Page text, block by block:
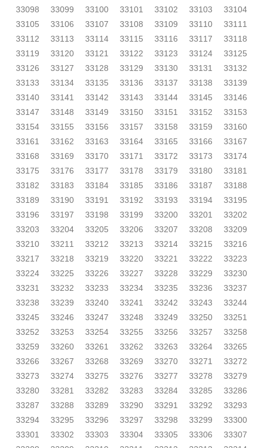
33098
33099 33100 33101 33102 33103
33104
33105
33106 33107 33108 33109 33110
33111
33112
33113 33114 33115 33116 33117
33118
33119
33120 33121 33122 33123 33124
33125
33126
33127 33128 33129 33130 33131
33132
33133
33134 33135 33136 33137 33138
33139
33140
33141 33142 33143 33144 33145
33146
33147
33148 33149 33150 33151 33152
33153
33154
33155 33156 33157 33158 33159
33160
33161
33162 33163 33164 33165 33166
33167
33168
33169 33170 33171 33172 33173
33174
33175
33176 33177 33178 33179 33180
33181
33182
33183 33184 33185 33186 33187
33188
33189
33190 33191 33192 33193 33194
33195
33196
33197 33198 33199 33200 33201
33202
33203
33204 33205 33206 33207 33208
33209
33210
33211 33212 33213 33214 33215
33216
33217
33218 33219 33220 33221 33222
33223
33224
33225 33226 33227 33228 33229
33230
33231
33232 33233 33234 33235 33236
33237
33238
33239 33240 33241 33242 33243
33244
33245
33246 33247 33248 33249 33250
33251
33252
33253 33254 33255 33256 33257
33258
33259
33260 33261 33262 33263 33264
33265
33266
33267 33268 33269 33270 33271
33272
33273
33274 33275 33276 33277 33278
33279
33280
33281 33282 33283 33284 33285
33286
33287
33288 33289 33290 33291 33292
33293
33294
33295 33296 33297 33298 33299
33300
33301
33302 33303 33304 33305 33306
33307